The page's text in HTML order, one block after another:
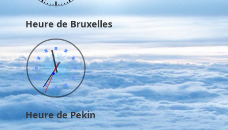
Heure de Bruxelles
Heure de Pekin